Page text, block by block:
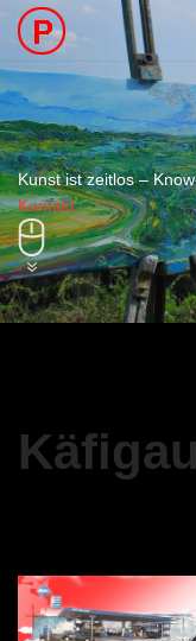
Kunst ist zeitlos –
Kontakt